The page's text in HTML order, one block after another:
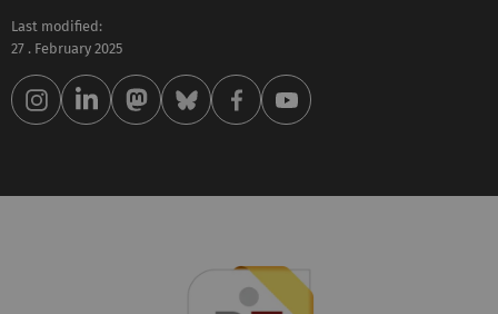
Last modified:
27 . February 2025